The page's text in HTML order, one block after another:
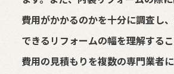
費用がかかるのかを十分に調査し
できるリフォームの幅を理解するこ
費用の見積もりを複数の専門業者